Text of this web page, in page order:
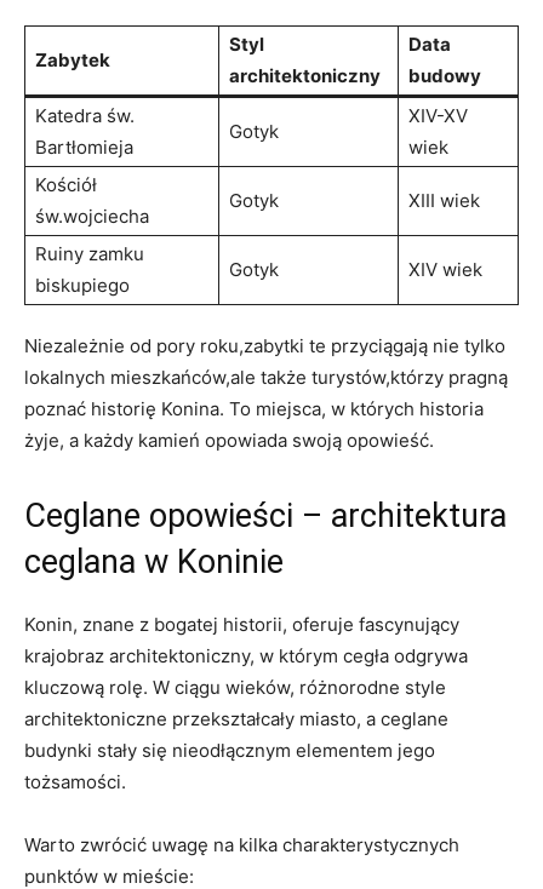
Zabytek
Styl
architektoniczny
Data
budowy
Katedra św.
Bartłomieja
Gotyk
XIV-XV ​
wiek
Kościół
św.wojciecha
Gotyk XIII wiek
Ruiny zamku
biskupiego
Gotyk XIV wiek
Niezależnie od pory ⁢roku,zabytki te przyciągają nie tylko
lokalnych⁤ mieszkańców,ale także turystów,którzy pragną
poznać historię‌ Konina. To miejsca, w ⁤których historia
żyje, a każdy kamień opowiada swoją opowieść.
Ceglane opowieści – architektura
ceglana w Koninie
Konin, znane z bogatej historii, oferuje fascynujący​
krajobraz architektoniczny, w którym cegła odgrywa⁢
kluczową‌ rolę. W ciągu wieków, różnorodne style⁤
architektoniczne przekształcały miasto, a ceglane
budynki stały się nieodłącznym elementem ​jego
tożsamości.
Warto zwrócić uwagę na kilka charakterystycznych
punktów ‌w mieście: